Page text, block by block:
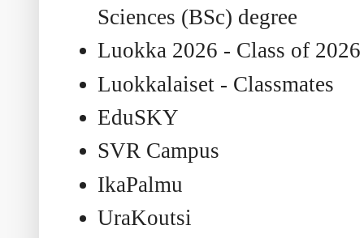
Sciences (BSc) degree
Luokka 2026 - Class of 2026
Luokkalaiset - Classmates
EduSKY
SVR Campus
IkaPalmu
UraKoutsi